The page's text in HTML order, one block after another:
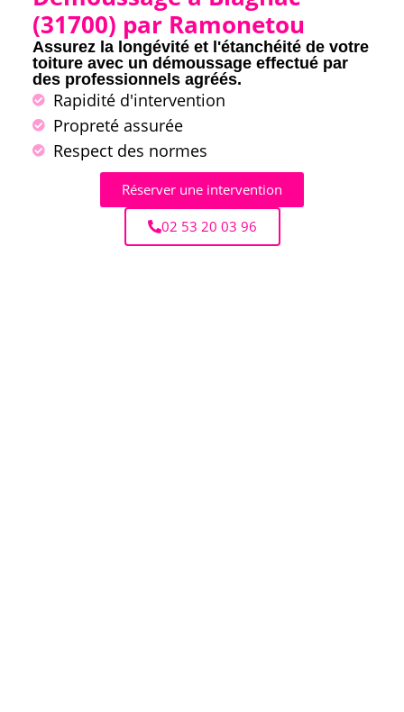
(31700) par Ramonetou
Assurez la longévité et l'étanchéité de votre
toiture avec un démoussage effectué par
des professionnels agréés.
Rapidité d'intervention
Propreté assurée
Respect des normes
Réserver une intervention
02 53 20 03 96